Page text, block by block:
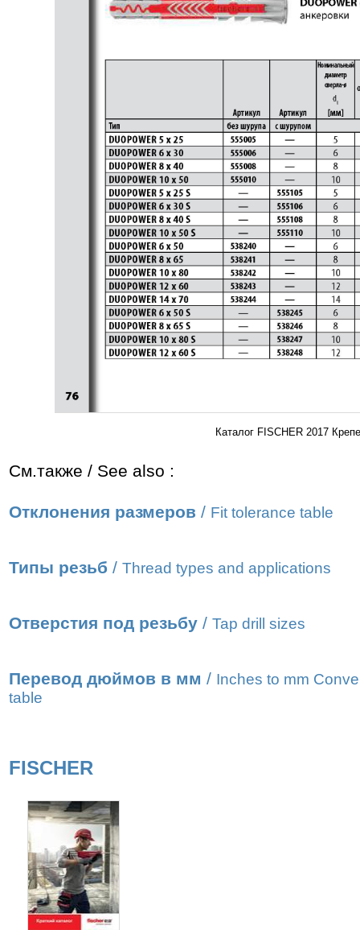
Каталог FISCHER 2017
См.также / See also :
Отклонения размеров / Fit tolerance table
Типы резьб / Thread types and applications
Отверстия под резьбу / Tap drill sizes
Перевод дюймов в мм / Inches to mm
table
FISCHER